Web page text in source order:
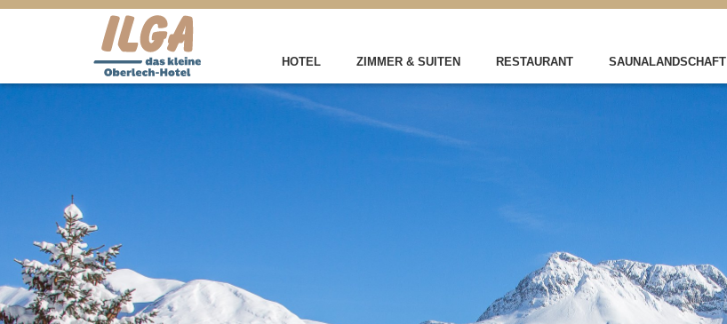
HOTEL ZIMMER & SUITEN RESTAURANT SAUNALANDSCHAFT